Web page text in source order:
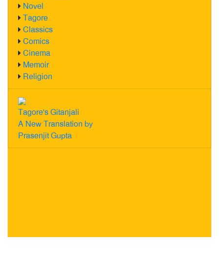
Novel
Tagore
Classics
Comics
Cinema
Memoir
Religion
Tagore's Gitanjali
A New Translation by
Prasenjit Gupta